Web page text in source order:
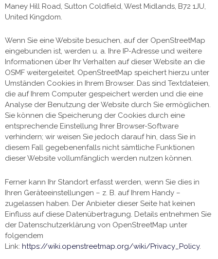
Maney Hill Road, Sutton Coldfield, West Midlands, B72 1JU,
United Kingdom.
Wenn Sie eine Website besuchen, auf der OpenStreetMap
eingebunden ist, werden u. a. Ihre IP-Adresse und weitere
Informationen über Ihr Verhalten auf dieser Website an die
OSMF weitergeleitet. OpenStreetMap speichert hierzu unter
Umständen Cookies in Ihrem Browser. Das sind Textdateien,
die auf Ihrem Computer gespeichert werden und die eine
Analyse der Benutzung der Website durch Sie ermöglichen.
Sie können die Speicherung der Cookies durch eine
entsprechende Einstellung Ihrer Browser-Software
verhindern; wir weisen Sie jedoch darauf hin, dass Sie in
diesem Fall gegebenenfalls nicht sämtliche Funktionen
dieser Website vollumfänglich werden nutzen können.
Ferner kann Ihr Standort erfasst werden, wenn Sie dies in
Ihren Geräteeinstellungen – z. B. auf Ihrem Handy –
zugelassen haben. Der Anbieter dieser Seite hat keinen
Einfluss auf diese Datenübertragung. Details entnehmen Sie
der Datenschutzerklärung von OpenStreetMap unter
folgendem
Link: https://wiki.openstreetmap.org/wiki/Privacy_Policy.